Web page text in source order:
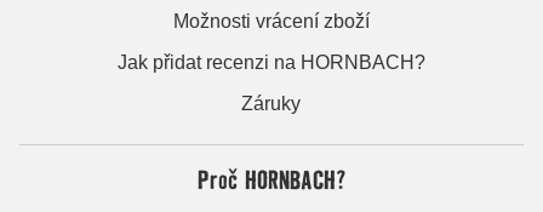
Možnosti vrácení zboží
Jak přidat recenzi na HORNBACH?
Záruky
Proč HORNBACH?